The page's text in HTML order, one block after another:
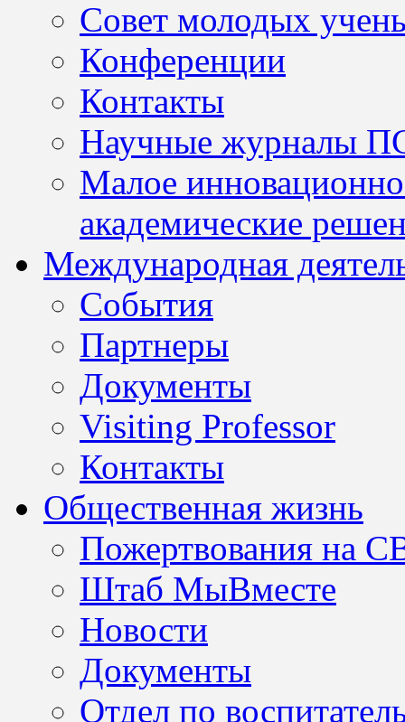
Совет молодых
Конференции
Контакты
Научные журналы
Малое
академические
Международная
События
Партнеры
Документы
Visiting Professor
Контакты
Общественная жизнь
Пожертвования на
Штаб МыВместе
Новости
Документы
Отдел по